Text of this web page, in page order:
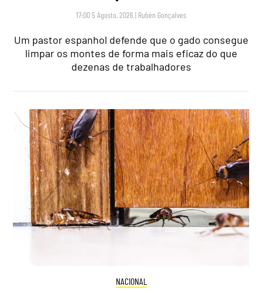
17:00 5 Agosto, 2026 | Rubén Gonçalves
Um pastor espanhol defende que o gado consegue
limpar os montes de forma mais eficaz do que
dezenas de trabalhadores
NACIONAL